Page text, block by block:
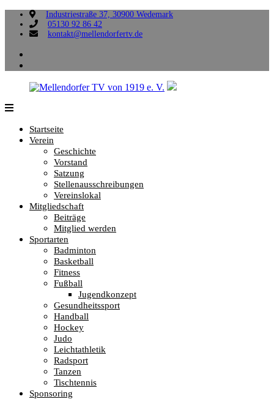
Zum
Inhalt
springen
Industriestraße 37, 30900 Wedemark
05130 92 86 42
kontakt@mellendorfertv.de
Vielfalt,Startseite
Verein
Geschichte
Vorstand
Satzung
Stellenausschreibungen
Vereinslokal
Mitgliedschaft
Beiträge
Mitglied werden
Sportarten
Badminton
Basketball
Fitness
Fußball
Jugendkonzept
Gesundheitssport
Handball
Hockey
Judo
Leichtathletik
Radsport
Tanzen
Tischtennis
Sponsoring